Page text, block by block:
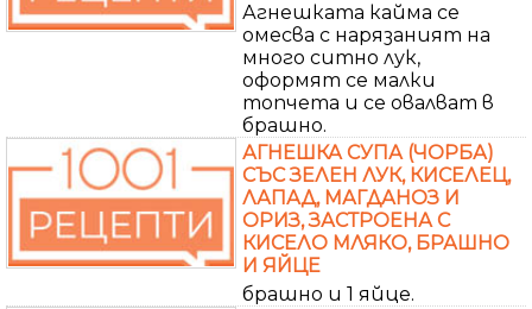
Агнешката кайма се
омесва с нарязаният на
много ситно лук,
оформят се малки
топчета и се овалват в
брашно.
АГНЕШКА СУПА (ЧОРБА)
СЪС ЗЕЛЕН ЛУК, КИСЕЛЕЦ,
ЛАПАД, МАГДАНОЗ И
ОРИЗ, ЗАСТРОЕНА С
КИСЕЛО МЛЯКО, БРАШНО
И ЯЙЦЕ
брашно и 1 яйце.